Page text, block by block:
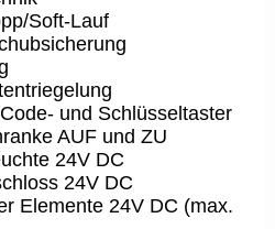
Soft-Lauf
und Schlüsseltaster
AUF und ZU
24V DC
24V DC
Elemente 24V DC (max.